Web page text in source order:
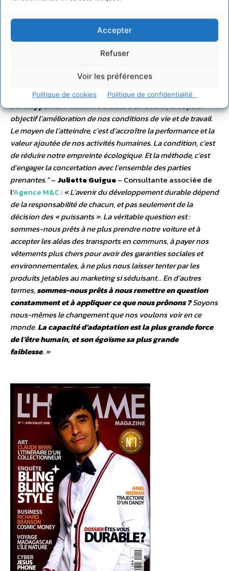
Accepter
Refuser
Voir les préférences
Politique de cookies Politique de confidentialité
massive des espèces, dont l’homme. En revanche, les aides,
les initiatives, les outils, les exemples, aujourd’hui rien ne
manque aux acteurs de la communauté locale, citoyens,
associations, collectivités et entreprises, qui veulent devenir
tournée vers l’intérêt général et l’avenir des générations
futures, pour un développement humain durable.Le
Développement Humain Durable a un avenir, avec pour
objectif l’amélioration de nos conditions de vie et de travail.
Le moyen de l’atteindre, c’est d’accroître la performance et la
valeur ajoutée de nos activités humaines. La condition, c’est
de réduire notre empreinte écologique. Et la méthode, c’est
d’engager la concertation avec l’ensemble des parties
prenantes.”– Juliette Guigue– Consultante associée de
l’Agence M&C:« L’avenir du développement durable dépend
de la responsabilité de chacun, et pas seulement de la
décision des « puissants ». La véritable question est :
sommes-nous prêts à ne plus prendre notre voiture et à
accepter les aléas des transports en communs, à payer nos
vêtements plus chers pour avoir des garanties sociales et
environnementales, à ne plus nous laisser tenter par les
produits jetables au marketing si séduisant… En d’autres
termes,sommes-nous prêts à nous remettre en question
constamment et à appliquer ce que nous prônons ?Soyons
nous-mêmes le changement que nos voulons voir en ce
monde.La capacité d’adaptation est la plus grande force
de l’être humain, et son égoïsme sa plus grande
faiblesse. »